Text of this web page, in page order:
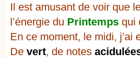
Il est amusant de voir que
l’énergie du Printemps qui
En ce moment, le midi, j’ai
De vert, de notes